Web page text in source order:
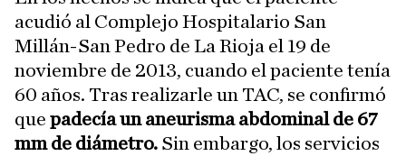
acudió al Complejo Hospitalario San
Millán-San Pedro de La Rioja el 19 de
noviembre de 2013, cuando el paciente tenía
60 años. Tras realizarle un TAC, se confirmó
que padecía un aneurisma abdominal de 67
mm de diámetro. Sin embargo, los servicios